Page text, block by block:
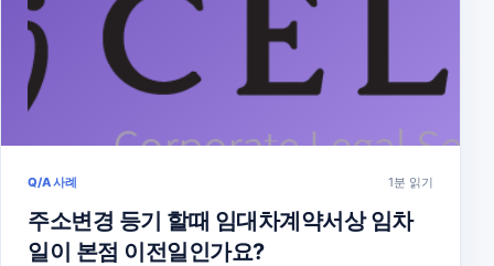
Q/A 사례 1분 읽기
주소변경 등기 할때 임대차계약서상 임차
일이 본점 이전일인가요?